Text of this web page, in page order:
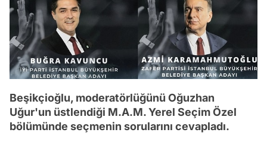
Beşikçioğlu, moderatörlüğünü Oğuzhan
Uğur'un üstlendiği M.A.M. Yerel Seçim Özel
bölümünde seçmenin sorularını cevapladı.